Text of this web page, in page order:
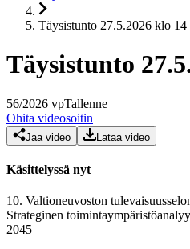
Täysistunto 27.5.2026 klo 14
Täysistunto
56/2026 vpTallenne
Ohita videosoitin
Jaa video Lataa video
Käsittelyssä nyt
10. Valtioneuvoston
Strateginen
2045